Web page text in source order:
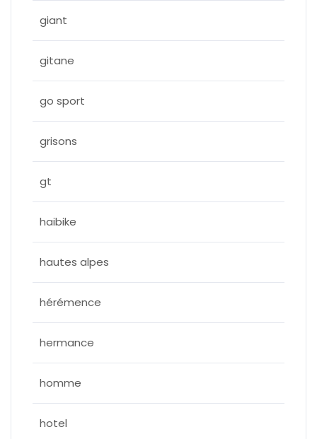
giant
gitane
go sport
grisons
gt
haibike
hautes alpes
hérémence
hermance
homme
hotel